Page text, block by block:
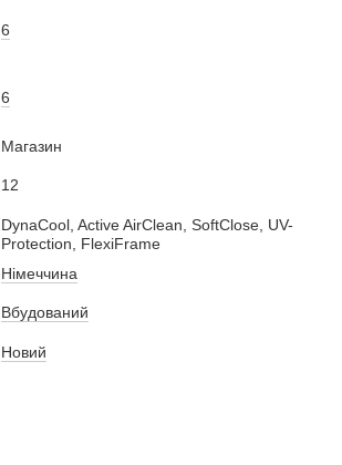
6
6
Магазин
12
DynaCool, Active AirClean, SoftClose, UV-
Protection, FlexiFrame
Німеччина
Вбудований
Новий